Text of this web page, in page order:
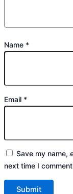
Name *
Email *
Save my name,
next time I